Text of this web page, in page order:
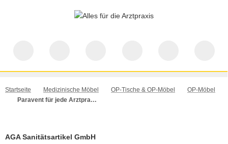
Startseite Medizinische Möbel OP-Tische & OP-Möbel
OP-Möbel
Paravent für jede Arztpraxis und medizinischen Einrichtung. 4 - Flügelig fahrbar mit Rollen
AGA Sanitätsartikel GmbH